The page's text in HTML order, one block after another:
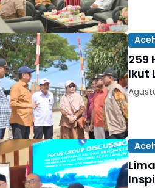
259
Ikut